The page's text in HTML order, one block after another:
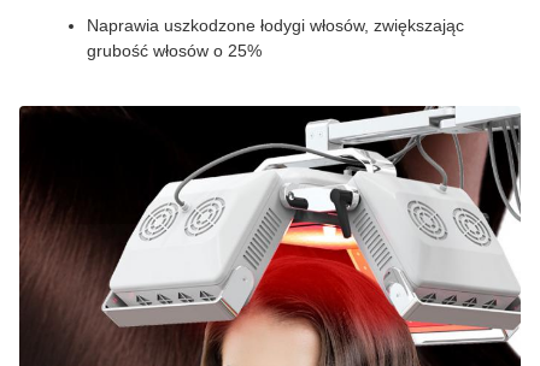
Naprawia uszkodzone łodygi włosów, zwiększając
grubość włosów o 25%